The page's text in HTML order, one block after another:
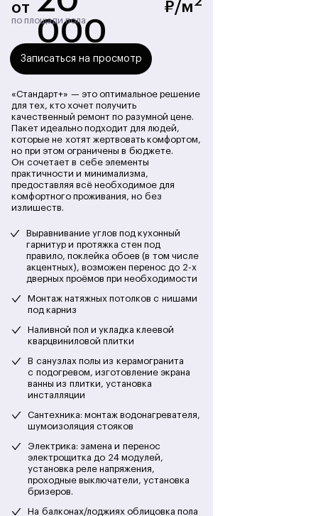
от
000
₽/м
На балконах/лоджиях облицовка пола
Электрика: замена и перенос
электрощитка до 24 модулей,
установка реле напряжения,
проходные выключатели, установка
бризеров.
Сантехника: монтаж водонагревателя,
шумоизоляция стояков
В санузлах полы из керамогранита
с подогревом, изготовление экрана
ванны из плитки, установка
инсталляции
Наливной пол и укладка клеевой
кварцвиниловой плитки
Выравнивание углов под кухонный
гарнитур и протяжка стен под
правило, поклейка обоев (в том числе
акцентных), возможен перенос до 2-х
дверных проёмов при необходимости
Монтаж натяжных потолков с нишами
под карниз
«Стандарт+» — это оптимальное решение
для тех, кто хочет получить
качественный ремонт по разумной цене.
Пакет идеально подходит для людей,
которые не хотят жертвовать комфортом,
но при этом ограничены в бюджете.
Он сочетает в себе элементы
практичности и минимализма,
предоставляя всё необходимое для
комфортного проживания, но без
излишеств.
по площади пола
Записаться на просмотр